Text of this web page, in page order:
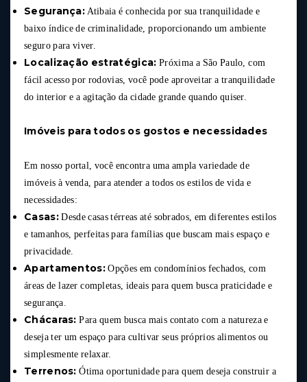
Segurança: Atibaia é conhecida por sua tranquilidade e
baixo índice de criminalidade, proporcionando um ambiente
seguro para viver.
Localização estratégica: Próxima a São Paulo, com
fácil acesso por rodovias, você pode aproveitar a tranquilidade
do interior e a agitação da cidade grande quando quiser.
Imóveis para todos os gostos e necessidades
Em nosso portal, você encontra uma ampla variedade de
imóveis à venda, para atender a todos os estilos de vida e
necessidades:
Casas:Desde casas térreas até sobrados, em diferentes estilos
e tamanhos, perfeitas para famílias que buscam mais espaço e
privacidade.
Apartamentos:Opções em condomínios fechados, com
áreas de lazer completas, ideais para quem busca praticidade e
segurança.
Chácaras: Para quem busca mais contato com a natureza e
deseja ter um espaço para cultivar seus próprios alimentos ou
simplesmente relaxar.
Terrenos: Ótima oportunidade para quem deseja construir a